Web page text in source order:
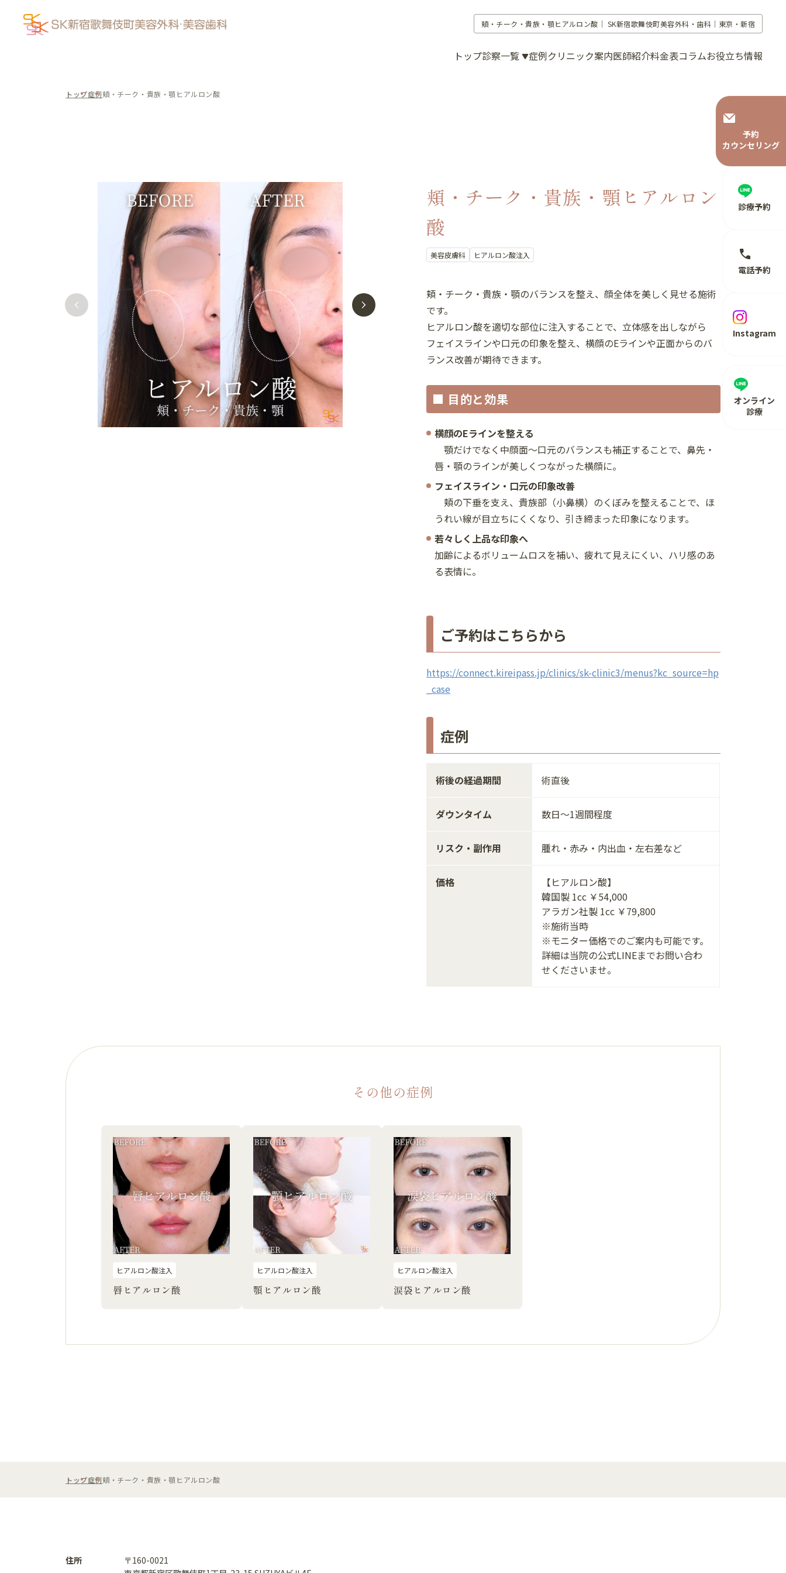
頬・チーク・貴族・顎ヒアルロン酸｜ SK新宿歌舞伎町美容外科・歯科｜東京・新宿
トップ診察一覧 症例クリニック案内医師紹介料金表コラムお役立ち情報
Instagram
電話予約
診療予約
予約
カウンセリング
オンライン
診療
トップ症例頬・チーク・貴族・顎ヒアルロン酸
頬・チーク・貴族・顎ヒアルロン
酸
美容皮膚科 ヒアルロン酸注入
頬・チーク・貴族・顎のバランスを整え、顔全体を美しく見せる施術
です。
ヒアルロン酸を適切な部位に注入することで、立体感を出しながら
フェイスラインや口元の印象を整え、横顔のEラインや正面からのバ
ランス改善が期待できます。
■ 目的と効果
横顔のEラインを整える
顎だけでなく中顔面〜口元のバランスも補正することで、鼻先・
唇・顎のラインが美しくつながった横顔に。
フェイスライン・口元の印象改善
頬の下垂を支え、貴族部（小鼻横）のくぼみを整えることで、ほ
うれい線が目立ちにくくなり、引き締まった印象になります。
若々しく上品な印象へ
加齢によるボリュームロスを補い、疲れて見えにくい、ハリ感のあ
る表情に。
ご予約はこちらから
https://connect.kireipass.jp/clinics/sk-clinic3/menus?kc_source=hp
_case
症例
術後の経過期間 術直後
ダウンタイム 数日～1週間程度
リスク・副作用 腫れ・赤み・内出血・左右差など
価格
【ヒアルロン酸】
韓国製 1cc ￥54,000
アラガン社製 1cc ￥79,800
※施術当時
※モニター価格でのご案内も可能です。
詳細は当院の公式LINEまでお問い合わ
せくださいませ。
その他の症例
ヒアルロン酸注入
唇ヒアルロン酸
ヒアルロン酸注入
顎ヒアルロン酸
ヒアルロン酸注入
涙袋ヒアルロン酸
トップ症例頬・チーク・貴族・顎ヒアルロン酸
住所
〒160-0021